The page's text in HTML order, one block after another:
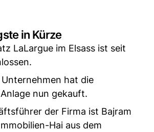
in Kürze
LaLargue im Elsass ist seit
Unternehmen hat die
nun gekauft.
der Firma ist Bajram
Hai aus dem